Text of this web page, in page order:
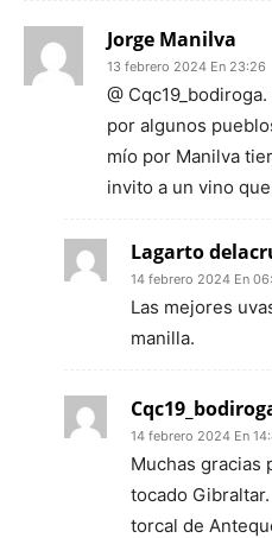
Jorge Manilva
13 febrero 2024 En 23:26
@
por algunos
mío por Manilva
invito a un vino
Lagarto
14 febrero 2024 En
Las mejores
manilla.
14 febrero 2024 En
Muchas gracias
tocado
torcal de